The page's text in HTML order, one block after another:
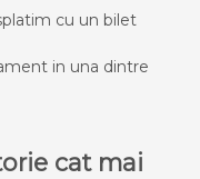
cu un bilet
in una dintre
cat mai